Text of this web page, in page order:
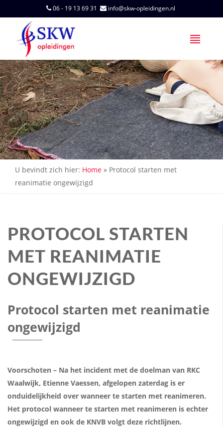
06 - 19 13 69 31 info@skw-opleidingen.nl
U bevindt zich hier: Home » Protocol starten met
reanimatie ongewijzigd
PROTOCOL STARTEN
MET REANIMATIE
ONGEWIJZIGD
Protocol starten met reanimatie
ongewijzigd
Voorschoten – Na het incident met de doelman van RKC
Waalwijk, Etienne Vaessen, afgelopen zaterdag is er
onduidelijkheid over wanneer te starten met reanimeren.
Het protocol wanneer te starten met reanimeren is echter
ongewijzigd en ook de KNVB volgt deze richtlijnen.